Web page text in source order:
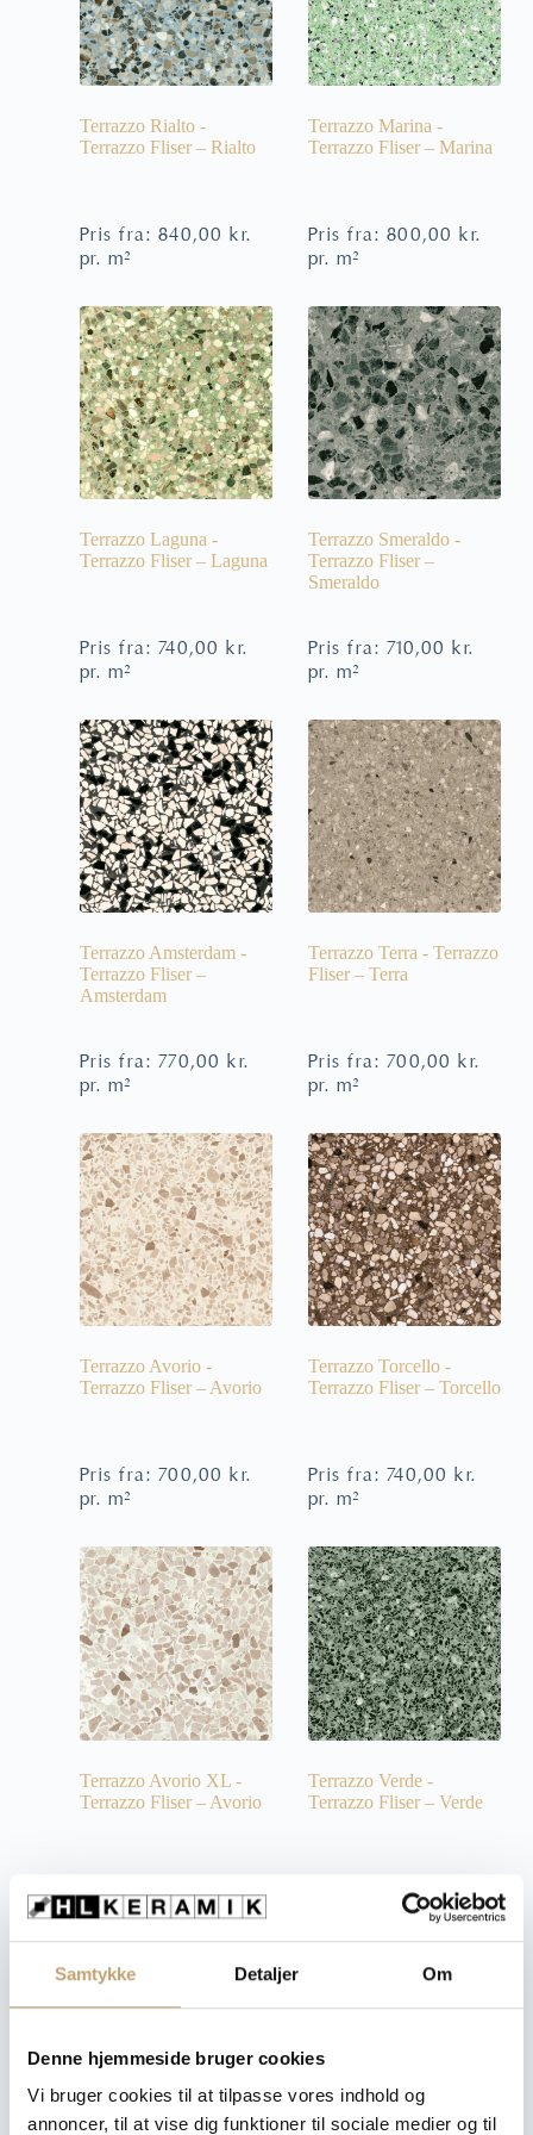
Samtykke Detaljer Om
Denne hjemmeside bruger cookies
Vi bruger cookies til at tilpasse vores indhold og
annoncer, til at vise dig funktioner til sociale medier og til
Terrazzo Rialto -
Terrazzo Fliser – Rialto
Pris fra: 840,00kr.
pr. m²
Terrazzo Marina -
Terrazzo Fliser – Marina
Pris fra: 800,00kr.
pr. m²
Terrazzo Laguna -
Terrazzo Fliser – Laguna
Pris fra: 740,00kr.
pr. m²
Terrazzo Smeraldo -
Terrazzo Fliser –
Smeraldo
Pris fra: 710,00kr.
pr. m²
Terrazzo Amsterdam -
Terrazzo Fliser –
Amsterdam
Pris fra: 770,00kr.
pr. m²
Terrazzo Terra - Terrazzo
Fliser – Terra
Pris fra: 700,00kr.
pr. m²
Terrazzo Avorio -
Terrazzo Fliser – Avorio
Pris fra: 700,00kr.
pr. m²
Terrazzo Torcello -
Terrazzo Fliser – Torcello
Pris fra: 740,00kr.
pr. m²
Terrazzo Avorio XL -
Terrazzo Fliser – Avorio
Pris fra:750,00kr.
pr. m²
Terrazzo Verde -
Terrazzo Fliser – Verde
660,00kr.